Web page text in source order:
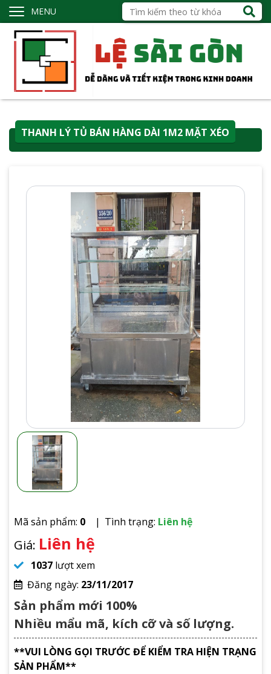
MENU
THANH LÝ TỦ BÁN HÀNG DÀI 1M2 MẶT XÉO
Mã sản phẩm: 0 Tình trạng: Liên hệ
Giá: Liên hệ
1037 lượt xem
Đăng ngày: 23/11/2017
Sản phẩm mới 100%
Nhiều mẩu mã, kích cỡ và số lượng.
**VUI LÒNG GỌI TRƯỚC ĐỂ KIỂM TRA HIỆN TRẠNG
SẢN PHẨM**